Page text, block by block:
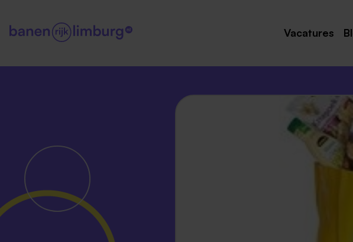
Vacatures
Venlo
Sittard
Venray
Zuid-